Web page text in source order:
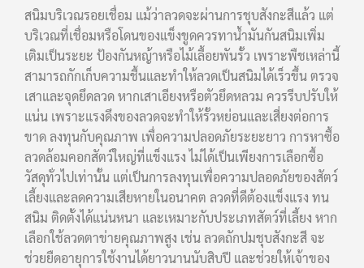
สนิมบริเวณรอยเชื่อม แม้ว่าลวดจะผ่านการชุบสังกะสีแล้ว แต่
บริเวณที่เชื่อมหรือโดนของแข็งขูดควรทาน้ำมันกันสนิมเพิ่ม
เติมเป็นระยะ ป้องกันหญ้าหรือไม้เลื้อยพันรั้ว เพราะพืชเหล่านี้
สามารถกักเก็บความชื้นและทำให้ลวดเป็นสนิมได้เร็วขึ้น ตรวจ
เสาและจุดยึดลวด หากเสาเอียงหรือตัวยึดหลวม ควรรีบปรับให้
แน่น เพราะแรงดึงของลวดจะทำให้รั้วหย่อนและเสี่ยงต่อการ
ขาด ลงทุนกับคุณภาพ เพื่อความปลอดภัยระยะยาว การหาซื้อ
ลวดล้อมคอกสัตว์ใหญ่ที่แข็งแรง ไม่ได้เป็นเพียงการเลือกซื้อ
วัสดุทั่วไปเท่านั้น แต่เป็นการลงทุนเพื่อความปลอดภัยของสัตว์
เลี้ยงและลดความเสียหายในอนาคต ลวดที่ดีต้องแข็งแรง ทน
สนิม ติดตั้งได้แน่นหนา และเหมาะกับประเภทสัตว์ที่เลี้ยง หาก
เลือกใช้ลวดตาข่ายคุณภาพสูง เช่น ลวดถักปมชุบสังกะสี จะ
ช่วยยืดอายุการใช้งานได้ยาวนานนับสิบปี และช่วยให้เจ้าของ